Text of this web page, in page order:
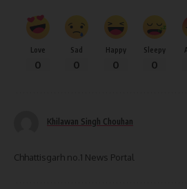
Love
0
Sad
0
Happy
0
Sleepy
0
Khilawan Singh Chouhan
Chhattisgarh no.1 News Portal